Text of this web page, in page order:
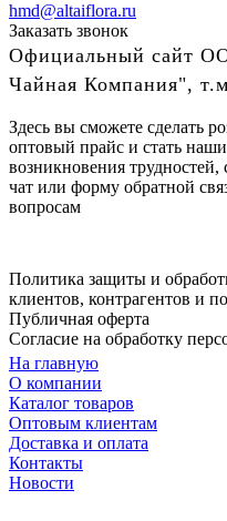
hmd@altaiflora.ru
Заказать звонок
Официальный сайт
Чайная Компания",
Здесь вы сможете сделать
оптовый прайс и стать
возникновения трудностей,
чат или форму обратной
вопросам
Политика защиты и
клиентов, контрагентов и
Публичная оферта
Согласие на обработку
На главную
О компании
Каталог товаров
Оптовым клиентам
Доставка и оплата
Контакты
Новости